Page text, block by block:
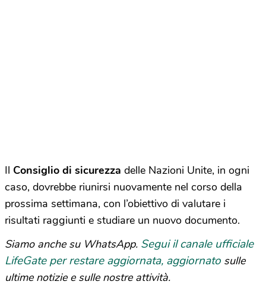
Il Consiglio di sicurezza delle Nazioni Unite, in ogni
caso, dovrebbe riunirsi nuovamente nel corso della
prossima settimana, con l’obiettivo di valutare i
risultati raggiunti e studiare un nuovo documento.
Siamo anche su WhatsApp. Segui il canale ufficiale
LifeGate per restare aggiornata, aggiornato sulle
ultime notizie e sulle nostre attività.